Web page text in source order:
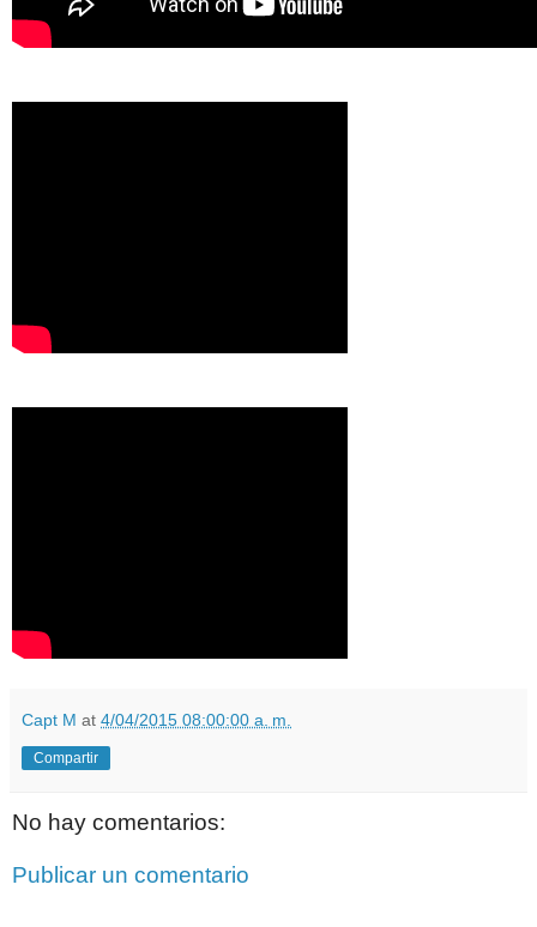
Capt M at 4/04/2015 08:00:00 a. m.
Compartir
No hay comentarios:
Publicar un comentario